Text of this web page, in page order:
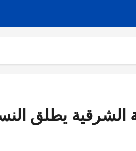
الشرقية يطلق